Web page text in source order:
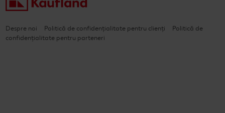
Despre noi Politică de confidențialitate pentru clienți
Politică de
confidențialitate pentru parteneri